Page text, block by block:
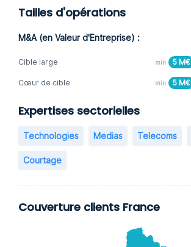
Tailles d'opérations
M&A (en Valeur d'Entreprise) :
Cible large min 5 M€
Cœur de cible min 5 M€
Expertises sectorielles
Technologies Medias Telecoms
Courtage
Couverture clients France